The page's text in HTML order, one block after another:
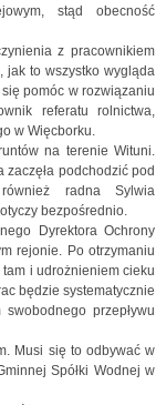
stąd obecność
z pracownikiem
jak to wszystko wygląda
pomóc w rozwiązaniu
referatu rolnictwa,
w Więcborku.
na terenie Wituni.
zaczęła podchodzić pod
radna Sylwia
bezpośrednio.
Dyrektora Ochrony
rejonie. Po otrzymaniu
i udrożnieniem cieku
będzie systematycznie
przepływu
Musi się to odbywać w
Spółki Wodnej w